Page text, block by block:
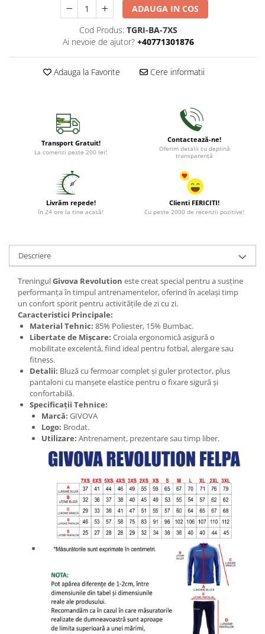
ADAUGA IN COS
Cod Produs: TGRI-BA-7XS
Ai nevoie de ajutor? +40771301876
Adauga la Favorite Cere informatii
Transport Gratuit!
La comenzi peste 200 lei!
Contactează-ne!
Oferim detalii cu deplină
transparență
Livrăm repede!
în 24 ore la tine acasă!
Clienti FERICITI!
Cu peste 2000 de recenzii pozitive!
Descriere
TreningulGivova Revolution este creat special pentru a susține
performanța în timpul antrenamentelor, oferind în același timp
un confort sporit pentru activitățile de zi cu zi.
Caracteristici Principale:
Material Tehnic: 85% Poliester, 15% Bumbac.
Libertate de Mișcare: Croiala ergonomică asigură o
mobilitate excelentă, fiind ideal pentru fotbal, alergare sau
fitness.
Detalii: Bluză cu fermoar complet și guler protector, plus
pantaloni cu manșete elastice pentru o fixare sigură și
confortabilă.
Specificații Tehnice:
Marcă: GIVOVA
Logo: Brodat.
Utilizare: Antrenament, prezentare sau timp liber.